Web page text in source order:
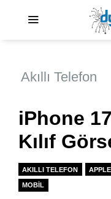
Akıllı Telefon
iPhone
Kılıf
AKILLI TELEFON APPLE
MOBIL